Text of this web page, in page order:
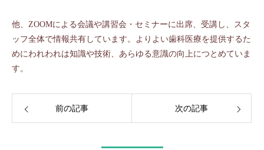
他、ZOOMによる会議や講習会・セミナーに出席、受講し、スタ
ッフ全体で情報共有しています。よりよい歯科医療を提供するた
めにわれわれは知識や技術、あらゆる意識の向上につとめていま
す。
前の記事 次の記事